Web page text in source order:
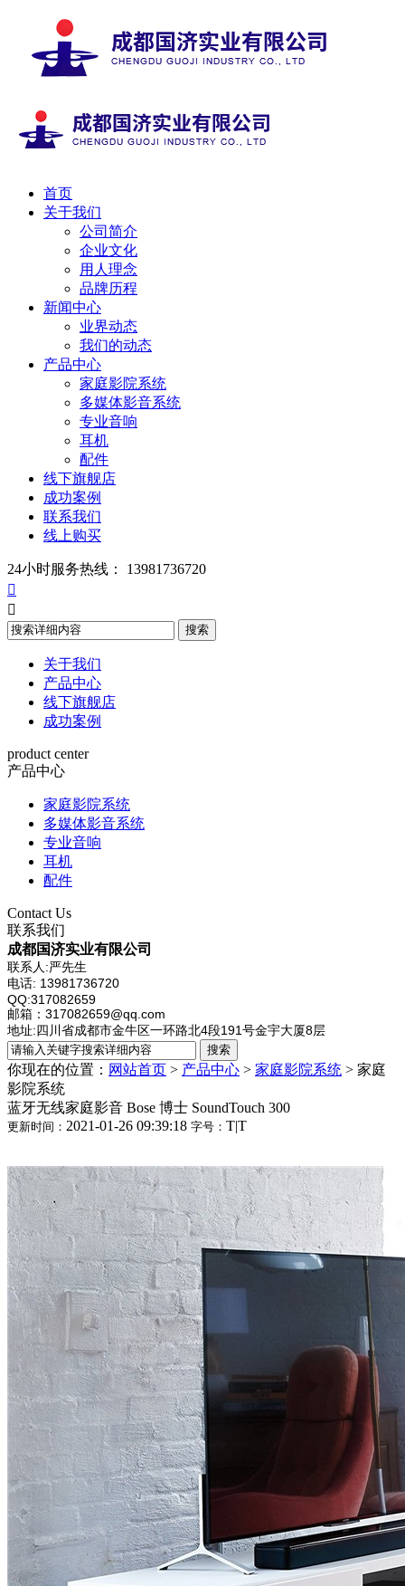
首页
关于我们
公司简介
企业文化
用人理念
品牌历程
新闻中心
业界动态
我们的动态
产品中心
家庭影院系统
多媒体影音系统
专业音响
耳机
配件
线下旗舰店
成功案例
联系我们
线上购买
24小时服务热线： 13981736720


关于我们
产品中心
线下旗舰店
成功案例
product center
产品中心
家庭影院系统
多媒体影音系统
专业音响
耳机
配件
Contact Us
联系我们
成都国济实业有限公司
联系人:严先生
电话: 13981736720
QQ:317082659
邮箱：317082659@qq.com
地址:四川省成都市金牛区一环路北4段191号金宇大厦8层
你现在的位置： 网站首页 > 产品中心 > 家庭影院系统 > 家庭
影院系统
蓝牙无线家庭影音 Bose 博士 SoundTouch 300
更新时间： 2021-01-26 09:39:18 字号： T|T